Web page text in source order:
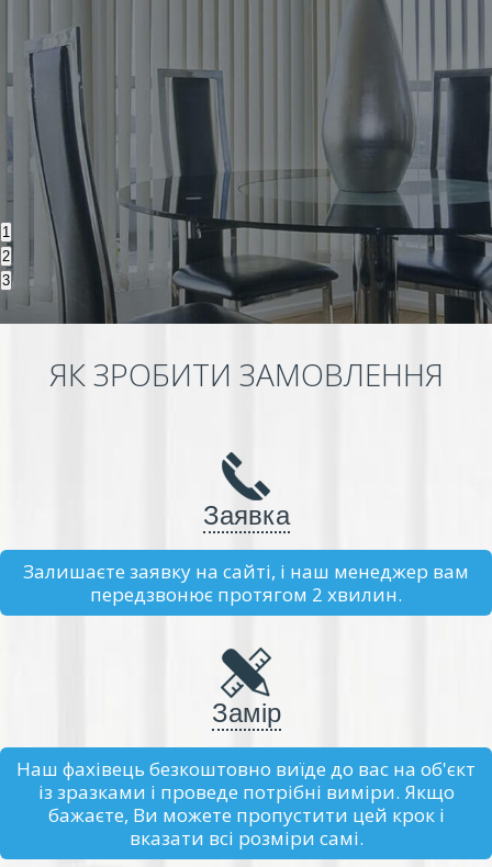
1
2
3
ЯК ЗРОБИТИ ЗАМОВЛЕННЯ
Заявка
Залишаєте заявку на сайті, і наш менеджер вам
передзвонює протягом 2 хвилин.
Замір
Наш фахівець безкоштовно виїде до вас на об'єкт
із зразками і проведе потрібні виміри. Якщо
бажаєте, Ви можете пропустити цей крок і
вказати всі розміри самі.